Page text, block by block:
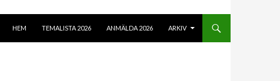
HEM
TEMALISTA 2026 ANMÄLDA 2026 ARKIV